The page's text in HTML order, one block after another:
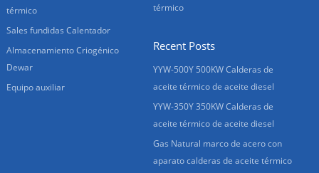
térmico
Sales fundidas Calentador
Almacenamiento Criogénico
Dewar
Equipo auxiliar
térmico
Recent Posts
YYW-500Y 500KW Calderas de
aceite térmico de aceite diesel
YYW-350Y 350KW Calderas de
aceite térmico de aceite diesel
Gas Natural marco de acero con
aparato calderas de aceite térmico